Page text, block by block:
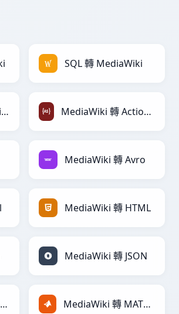
SQL 轉 MediaWiki
Markdown 轉 MediaWiki MediaWiki 轉 ActionScript
MediaWiki 轉 Avro
MediaWiki 轉 HTML
MediaWiki 轉 JSON
MediaWiki 轉 Markdown MediaWiki 轉 MATLAB